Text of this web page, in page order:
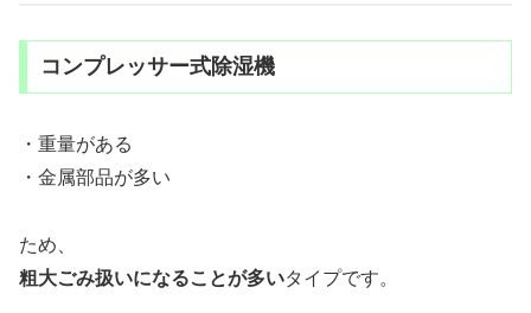
コンプレッサー式除湿機
・重量がある
・金属部品が多い
ため、
粗大ごみ扱いになることが多いタイプです。